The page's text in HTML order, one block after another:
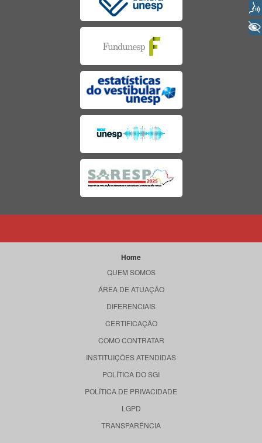
Home
QUEM SOMOS
ÁREA DE ATUAÇÃO
DIFERENCIAIS
CERTIFICAÇÃO
COMO CONTRATAR
INSTITUIÇÕES ATENDIDAS
POLÍTICA DO SGI
POLÍTICA DE PRIVACIDADE
LGPD
TRANSPARÊNCIA
+ Acessibilidade